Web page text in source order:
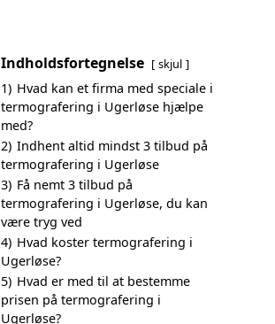
Indholdsfortegnelse skjul
1) Hvad kan et firma med speciale i
termografering i Ugerløse hjælpe
med?
2) Indhent altid mindst 3 tilbud på
termografering i Ugerløse
3) Få nemt 3 tilbud på
termografering i Ugerløse, du kan
være tryg ved
4) Hvad koster termografering i
Ugerløse?
5) Hvad er med til at bestemme
prisen på termografering i
Ugerløse?